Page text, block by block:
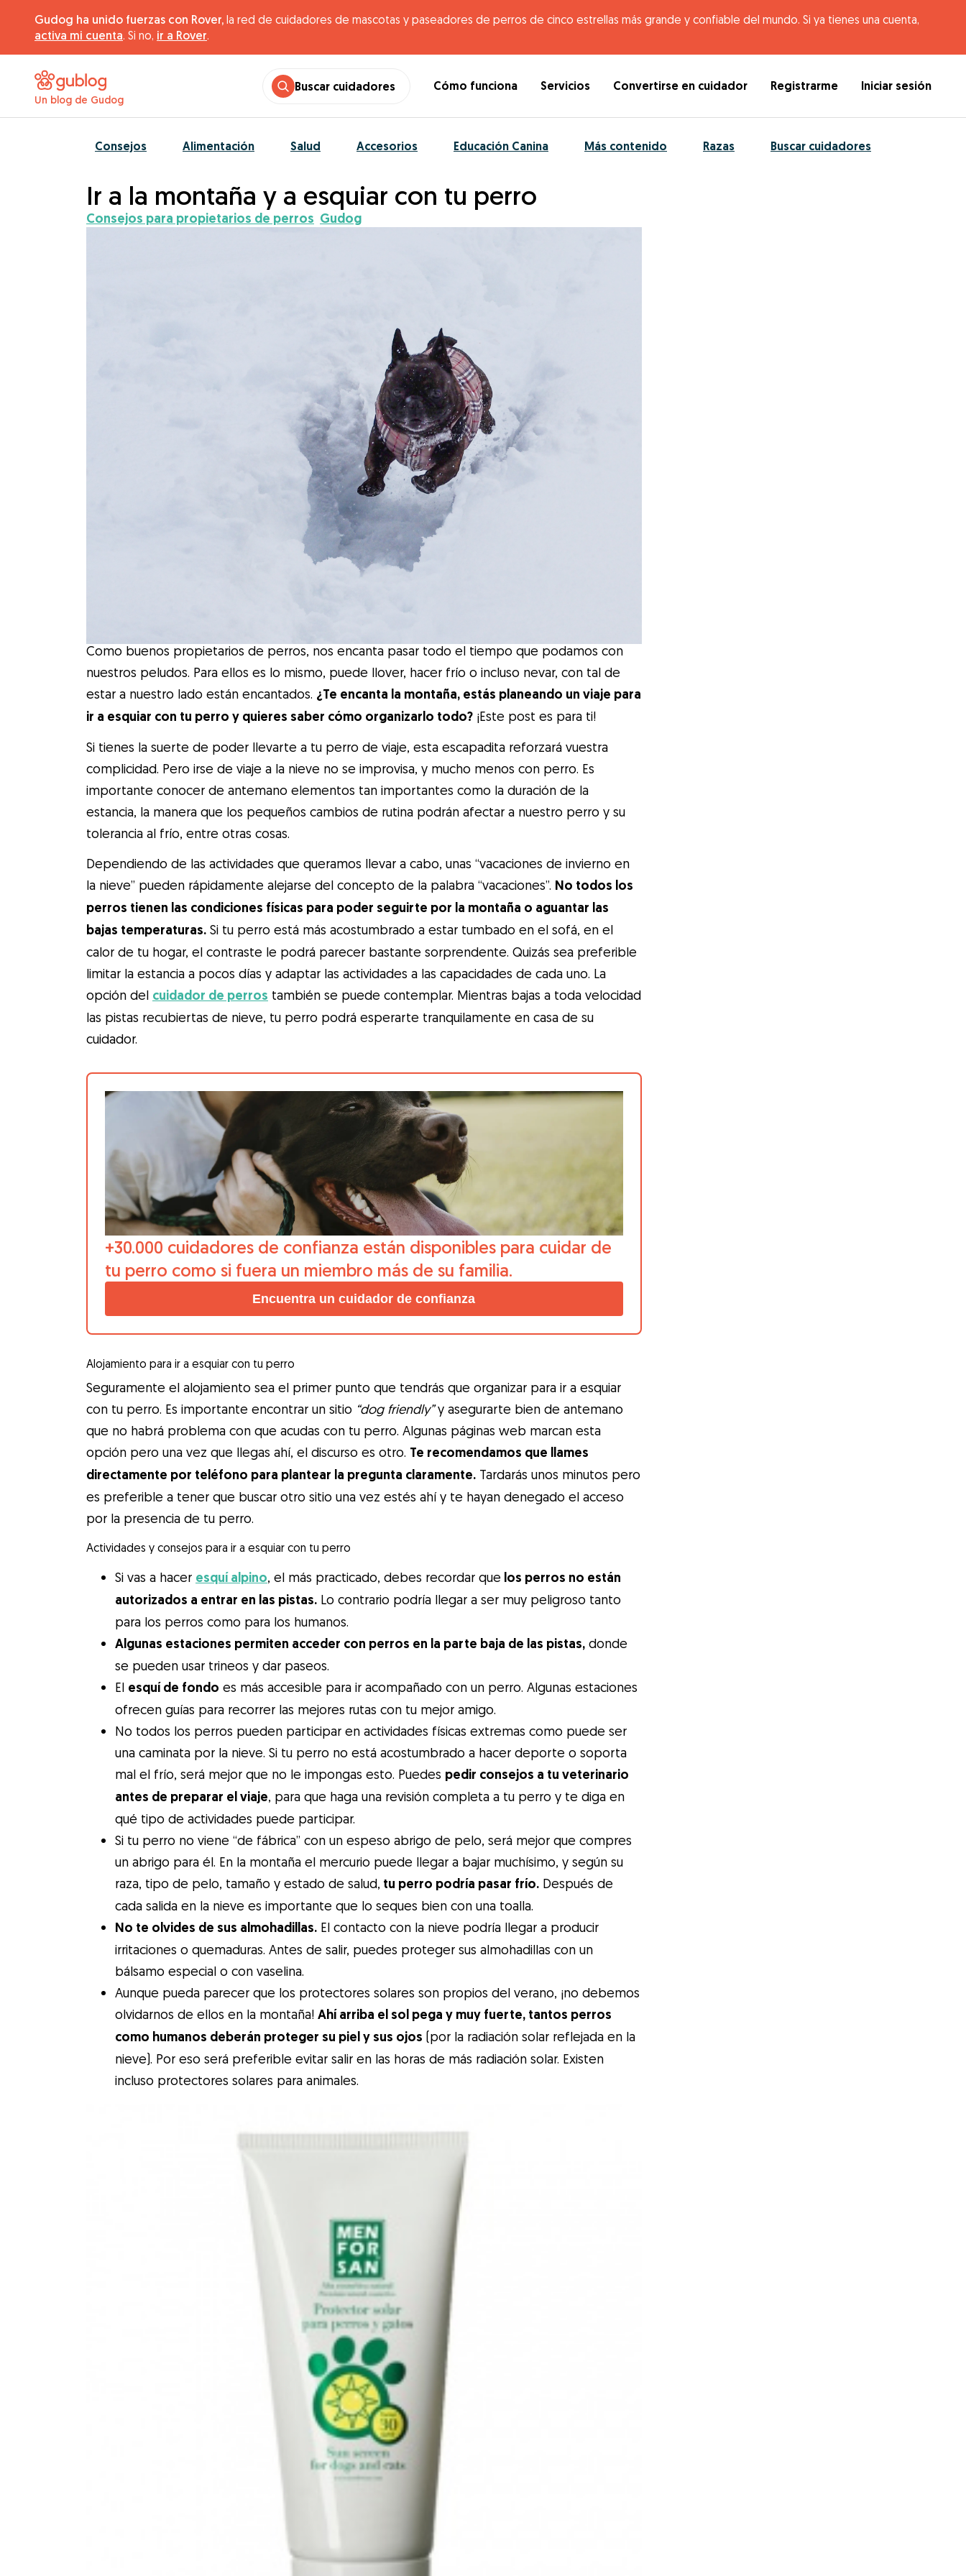
Gudog ha unido fuerzas con Rover, la red de cuidadores de mascotas y paseadores de perros de cinco estrellas más grande y confiable del mundo. Si ya tienes una cuenta,
activa mi cuenta. Si no, ir a Rover.
Un blog de Gudog
Buscar cuidadores Cómo funciona Servicios Convertirse en cuidador Registrarme Iniciar sesión
Consejos Alimentación Salud Accesorios Educación Canina Más contenido Razas Buscar cuidadores
Ir a la montaña y a esquiar con tu perro
Consejos para propietarios de perros Gudog
Como buenos propietarios de perros, nos encanta pasar todo el tiempo que podamos con
nuestros peludos. Para ellos es lo mismo, puede llover, hacer frío o incluso nevar, con tal de
estar a nuestro lado están encantados. ¿Te encanta la montaña, estás planeando un viaje para
ir a esquiar con tu perro y quieres saber cómo organizarlo todo? ¡Este post es para ti!
Si tienes la suerte de poder llevarte a tu perro de viaje, esta escapadita reforzará vuestra
complicidad. Pero irse de viaje a la nieve no se improvisa, y mucho menos con perro. Es
importante conocer de antemano elementos tan importantes como la duración de la
estancia, la manera que los pequeños cambios de rutina podrán afectar a nuestro perro y su
tolerancia al frío, entre otras cosas.
Dependiendo de las actividades que queramos llevar a cabo, unas “vacaciones de invierno en
la nieve” pueden rápidamente alejarse del concepto de la palabra “vacaciones”. No todos los
perros tienen las condiciones físicas para poder seguirte por la montaña o aguantar las
bajas temperaturas. Si tu perro está más acostumbrado a estar tumbado en el sofá, en el
calor de tu hogar, el contraste le podrá parecer bastante sorprendente. Quizás sea preferible
limitar la estancia a pocos días y adaptar las actividades a las capacidades de cada uno. La
opción del cuidador de perros también se puede contemplar. Mientras bajas a toda velocidad
las pistas recubiertas de nieve, tu perro podrá esperarte tranquilamente en casa de su
cuidador.
+30.000 cuidadores de confianza están disponibles para cuidar de
tu perro como si fuera un miembro más de su familia.
Encuentra un cuidador de confianza
Alojamiento para ir a esquiar con tu perro
Seguramente el alojamiento sea el primer punto que tendrás que organizar para ir a esquiar
con tu perro. Es importante encontrar un sitio “dog friendly”y asegurarte bien de antemano
que no habrá problema con que acudas con tu perro. Algunas páginas web marcan esta
opción pero una vez que llegas ahí, el discurso es otro. Te recomendamos que llames
directamente por teléfono para plantear la pregunta claramente. Tardarás unos minutos pero
es preferible a tener que buscar otro sitio una vez estés ahí y te hayan denegado el acceso
por la presencia de tu perro.
Actividades y consejos para ir a esquiar con tu perro
Si vas a hacer esquí alpino, el más practicado, debes recordar que los perros no están
autorizados a entrar en las pistas. Lo contrario podría llegar a ser muy peligroso tanto
para los perros como para los humanos.
Algunas estaciones permiten acceder con perros en la parte baja de las pistas, donde
se pueden usar trineos y dar paseos.
El esquí de fondo es más accesible para ir acompañado con un perro. Algunas estaciones
ofrecen guías para recorrer las mejores rutas con tu mejor amigo.
No todos los perros pueden participar en actividades físicas extremas como puede ser
una caminata por la nieve. Si tu perro no está acostumbrado a hacer deporte o soporta
mal el frío, será mejor que no le impongas esto. Puedes pedir consejos a tu veterinario
antes de preparar el viaje, para que haga una revisión completa a tu perro y te diga en
qué tipo de actividades puede participar.
Si tu perro no viene “de fábrica” con un espeso abrigo de pelo, será mejor que compres
un abrigo para él. En la montaña el mercurio puede llegar a bajar muchísimo, y según su
raza, tipo de pelo, tamaño y estado de salud, tu perro podría pasar frío. Después de
cada salida en la nieve es importante que lo seques bien con una toalla.
No te olvides de sus almohadillas. El contacto con la nieve podría llegar a producir
irritaciones o quemaduras. Antes de salir, puedes proteger sus almohadillas con un
bálsamo especial o con vaselina.
Aunque pueda parecer que los protectores solares son propios del verano, ¡no debemos
olvidarnos de ellos en la montaña! Ahí arriba el sol pega y muy fuerte, tantos perros
como humanos deberán proteger su piel y sus ojos (por la radiación solar reflejada en la
nieve). Por eso será preferible evitar salir en las horas de más radiación solar. Existen
incluso protectores solares para animales.